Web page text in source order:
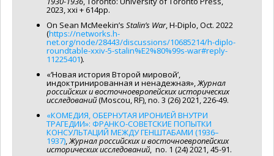
2023, xxi + 614pp.
On Sean McMeekin’s Stalin’s War, H-Diplo, Oct. 2022
(https://networks.h-
net.org/node/28443/discussions/10685214/h-diplo-
roundtable-xxiv-5-stalin%E2%80%99s-war#reply-
11225401).
«‘Новая история Второй мировой’,
индоктринированная и ненадежная»,Журнал
российскихивосточноевропейскихисторических
исследований(Moscou, RF), no. 3 (26) 2021, 226-49.
«КОМЕДИЯ, ОБЕРНУТАЯ ИРОНИЕЙ ВНУТРИ
ТРАГЕДИИ»: ФРАНКО-СОВЕТСКИЕ ПОПЫТКИ
КОНСУЛЬТАЦИЙ МЕЖДУ ГЕНШТАБАМИ (1936–
1937),Журналроссийскихивосточноевропейских
историческихисследований, no. 1 (24) 2021, 45-91.